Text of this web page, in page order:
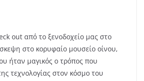
μουσείο Οίνου, μετά από λίγο